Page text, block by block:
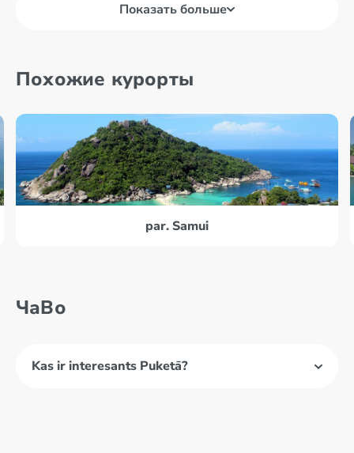
Показать больше
Похожие курорты
par. Samui
ЧаВо
Kas ir interesants Puketā?